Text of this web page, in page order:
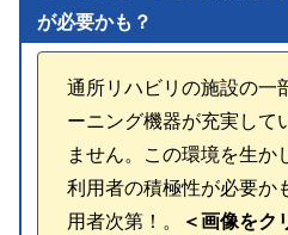
が必要かも？
通所リハビリの施設の一
ーニング機器が充実して
ません。この環境を生か
利用者の積極性が必要か
用者次第！。
＜画像をク